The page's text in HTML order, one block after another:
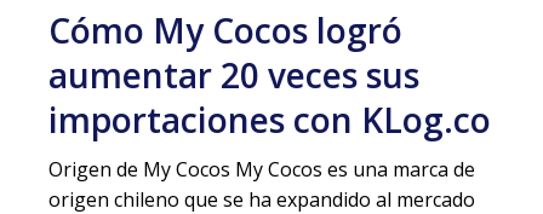
Cómo My Cocos logró
aumentar 20 veces sus
importaciones con KLog.co
Origen de My Cocos My Cocos es una marca de
origen chileno que se ha expandido al mercado